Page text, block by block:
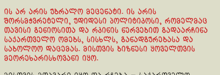
ის არ არის უბრალო მეცენატი. ის არის
შორსმჭვრეტელი, უდიდესი პოლიტიკოსი, რომელმაც
თავისი გენიოსითა და რკინის ნერვებით გადაარჩინა
საქართველო ომებს, სისხლს, განადგურებასა და
საბოლოო დაცემას. მისთვის ბიზნესი ყოველთვის
მეორეხარისხოვანი იყო.